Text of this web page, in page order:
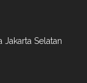
Jakarta Selatan